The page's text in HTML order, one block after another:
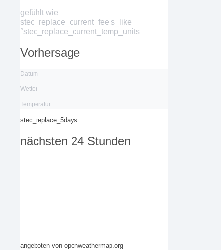
gefühlt wie
stec_replace_current_feels_like
°stec_replace_current_temp_units
Vorhersage
Datum
Wetter
Temperatur
stec_replace_5days
nächsten 24 Stunden
angeboten von openweathermap.org